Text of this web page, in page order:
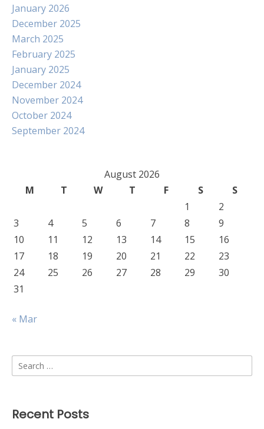
January 2026
December 2025
March 2025
February 2025
January 2025
December 2024
November 2024
October 2024
September 2024
August 2026
M
T W T F S
S
1
2
3
4 5 6 7 8
9
10
11 12 13 14 15
16
17
18 19 20 21 22
23
24
25 26 27 28 29
30
31
« Mar
Search
for:
Recent Posts